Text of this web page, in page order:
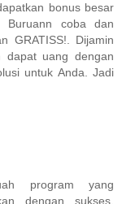
bonus besar
Buruann coba dan
GRATISS!. Dijamin
dapat uang dengan
untuk Anda. Jadi
program yang
dengan sukses,